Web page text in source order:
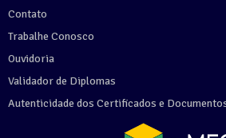
Contato
Trabalhe Conosco
Ouvidoria
Validador de Diplomas
Autenticidade dos Certificados e